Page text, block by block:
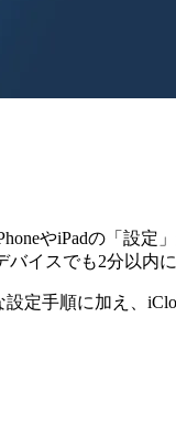
やiPadの「設
イスでも2分以内
設定手順に加え、